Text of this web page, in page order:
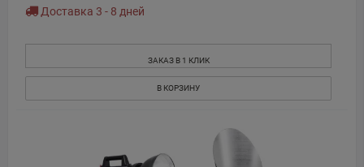
Доставка 3 - 8 дней
ЗАКАЗ В 1 КЛИК
В КОРЗИНУ